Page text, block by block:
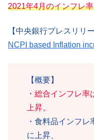
2021年4月のインフレ
【中央銀行プレスリリー
NCPI based Inflation
【概要】
・ 総合インフレ率
上昇。
・食料品インフ
に上昇、